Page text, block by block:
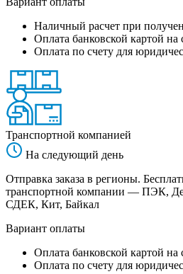
Наличный расчет при
Оплата банковской картой на
Оплата по счету для
Транспортной компанией
На следующий день
Отправка заказа в регионы.
транспортной компании — ПЭК,
СДЕК, Кит, Байкал
Вариант оплаты
Оплата банковской картой на
Оплата по счету для